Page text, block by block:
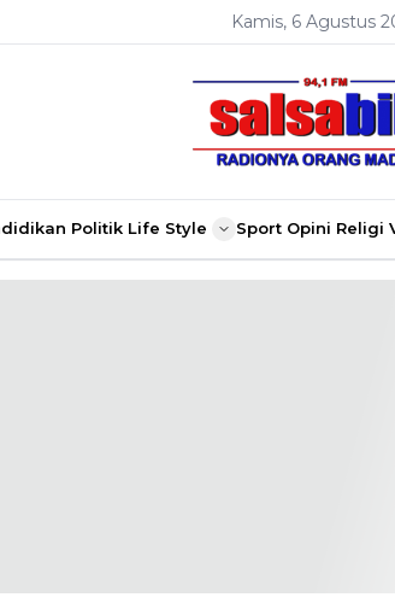
Kamis, 6 Agustus
Politik Life Style Sport Opini Religi